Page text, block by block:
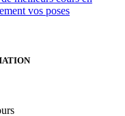
vos poses